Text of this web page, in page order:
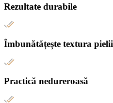
Rezultate durabile
Îmbunătățește textura pielii
Practică nedureroasă